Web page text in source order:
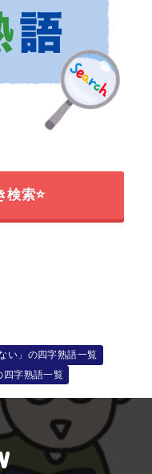
検索⭐
い」の四字熟語一覧
四字熟語一覧